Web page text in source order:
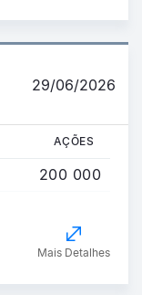
29/06/2026
AÇÕES
200 000
Mais Detalhes